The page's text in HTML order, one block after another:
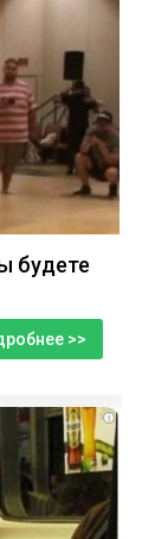
будете
>>
i